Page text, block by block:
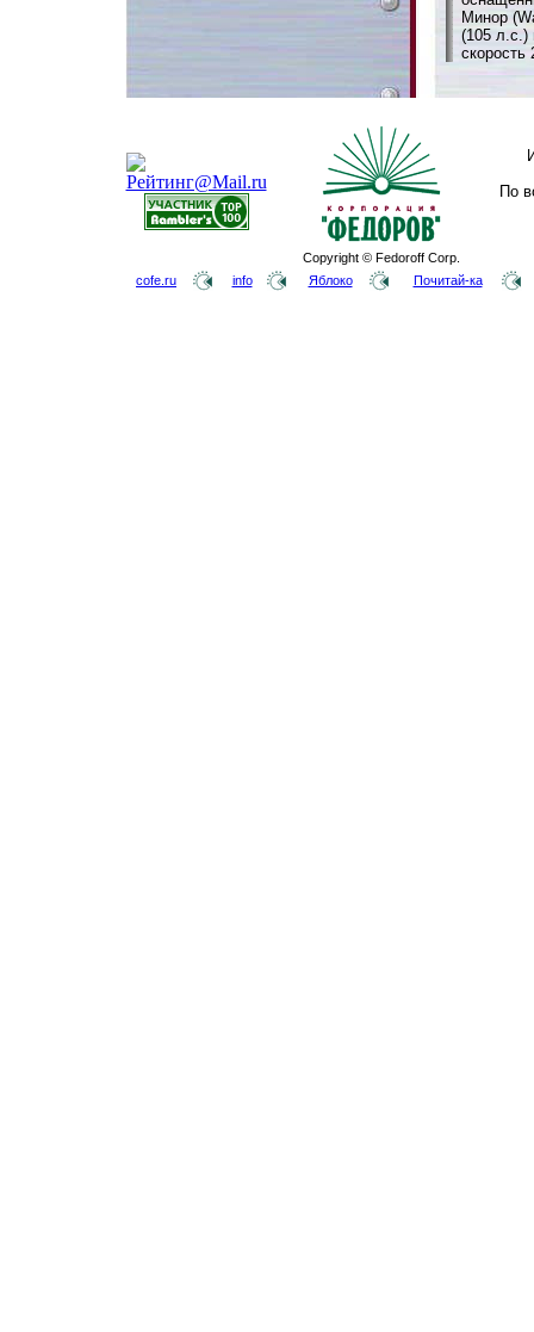
Минор
(105 л.с.)
скорость
Copyright © Fedoroff Corp.
По
cofe.ru info Яблоко Почитай-ка